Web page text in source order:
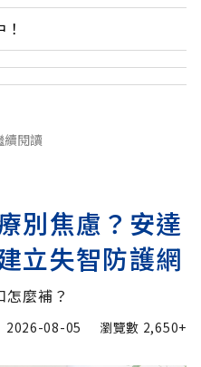
續閱讀
別焦慮？安達
立失智防護網
麼補？
2026-08-05 瀏覽數 2,650+